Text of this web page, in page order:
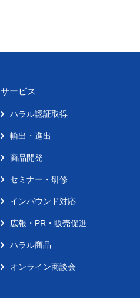
サービス
ハラル認証取得
輸出・進出
商品開発
セミナー・研修
インバウンド対応
広報・PR・販売促進
ハラル商品
オンライン商談会